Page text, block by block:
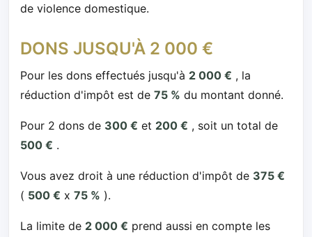
de violence domestique.
DONS JUSQU'À 2 000 €
Pour les dons effectués jusqu'à 2 000 € , la
réduction d'impôt est de 75 % du montant donné.
Pour 2 dons de 300 € et 200 € , soit un total de
500 € .
Vous avez droit à une réduction d'impôt de 375 €
( 500 € x 75 % ).
La limite de 2 000 € prend aussi en compte les